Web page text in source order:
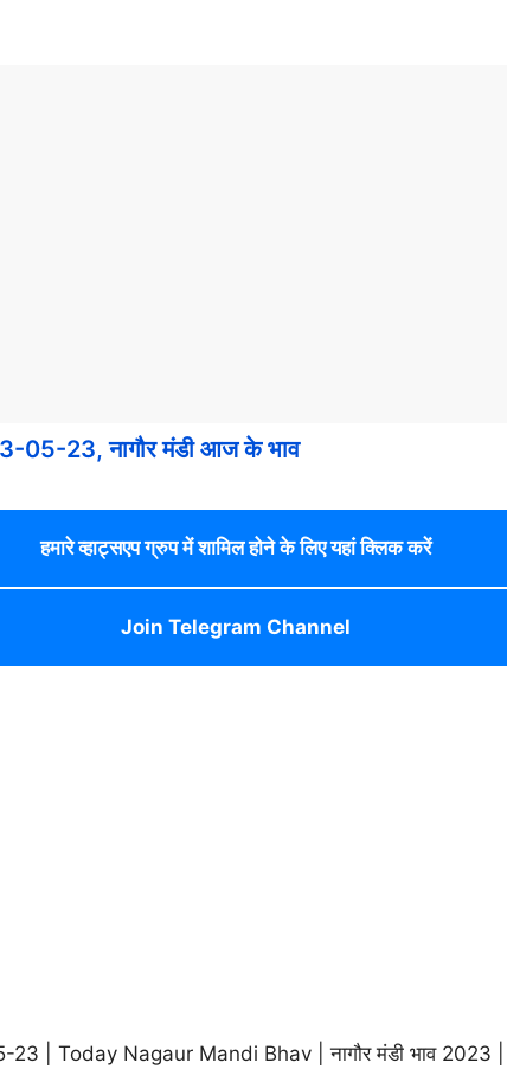
23, नागौर मंडी आज के भाव
हमारे व्हाट्सएप ग्रुप में शामिल होने के लिए यहां क्लिक करें
Join Telegram Channel
| Today Nagaur Mandi Bhav | नागौर मंडी भाव 2023